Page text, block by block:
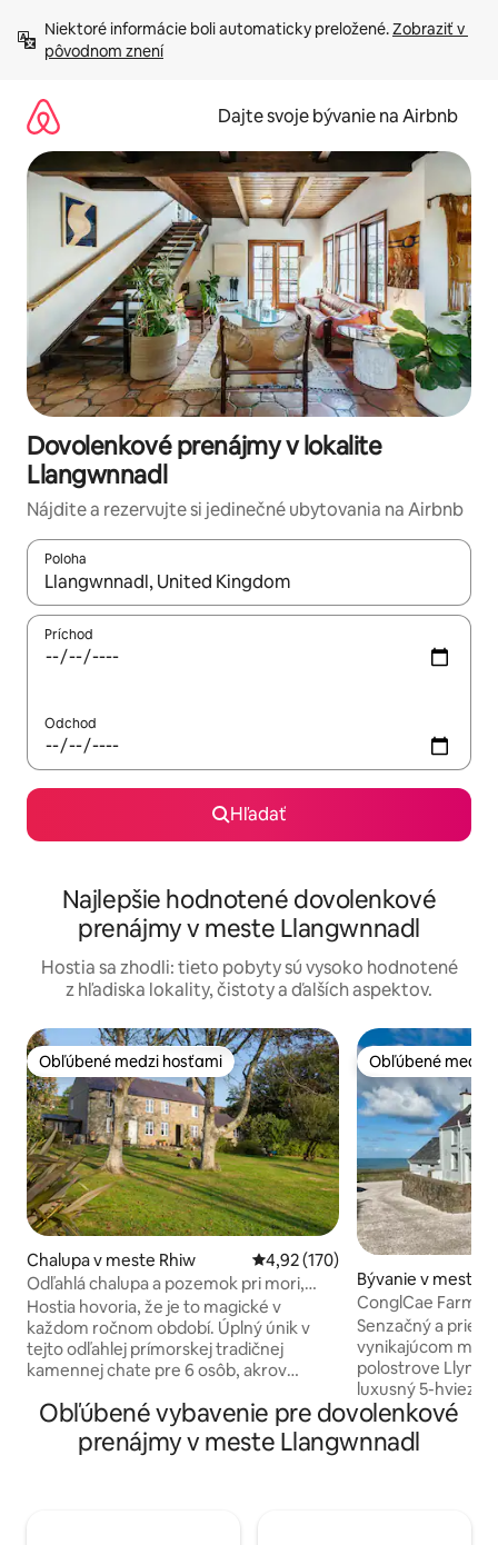
obsah.
Niektoré informácie boli automaticky preložené. Zobraziť v
pôvodnom znení
Dajte svoje bývanie na Airbnb
Dovolenkové prenájmy v lokalite
Llangwnnadl
Nájdite a rezervujte si jedinečné ubytovania na Airbnb
Poloha
Keď budú výsledky k dispozícii, môžete si ich prechádzať
Príchod
Odchod
Hľadať
Najlepšie hodnotené dovolenkové
prenájmy v meste Llangwnnadl
Hostia sa zhodli: tieto pobyty sú vysoko hodnotené
z hľadiska lokality, čistoty a ďalších aspektov.
Obľúbené medzi hosťami
Obľúbené medzi hosťami
Chalupa v meste Rhiw Priemerné ohodnotenie 4,92 z
4,92 (170)
Odľahlá chalupa a pozemok pri mori,
nádherný výhľad
Hostia hovoria, že je to magické v
každom ročnom období. Úplný únik v
tejto odľahlej prímorskej tradičnej
kamennej chate pre 6 osôb, akrov
panoramatickým výhľadom na more,
východmi slnka, hviezdami a mesiacom
nad vodou. Na terase sa pozerajte na
Obľúbené medzi
Obľúbené medzi
Bývanie v meste
dl
ConglCae
Table, Sea View, 5*
Senzačný a
vynikajúcom
polostrove Llyn.
luxusný 5-
môže pochváliť
more, ktorý si
vírivky. Vo vnútri je dokonalá výzdoba s
Obľúbené vybavenie pre dovolenkové
prenájmy v meste Llangwnnadl